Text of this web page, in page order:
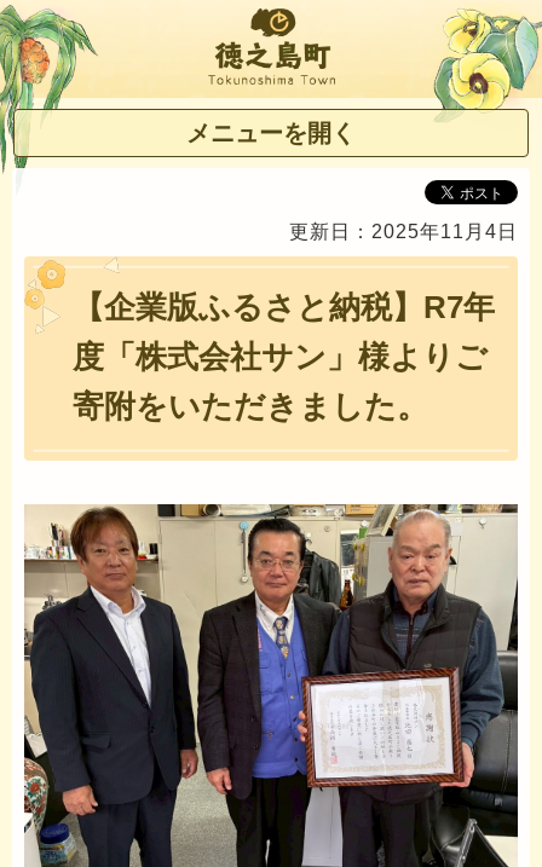
徳之島町
メニューを開く
更新日：2025年11月4日
【企業版ふるさと納税】R7年
度「株式会社サン」様よりご
寄附をいただきました。